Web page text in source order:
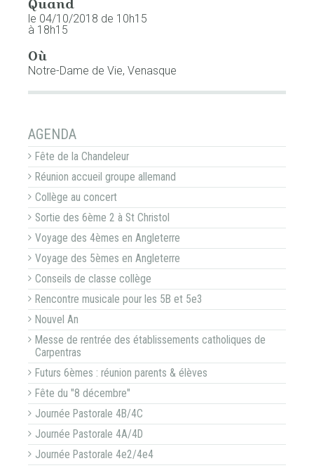
Quand
le 04/10/2018 de 10h15
à 18h15
Où
Notre-Dame de Vie, Venasque
NAVIGATION
AGENDA
Fête de la Chandeleur
Réunion accueil groupe allemand
Collège au concert
Sortie des 6ème 2 à St Christol
Voyage des 4èmes en Angleterre
Voyage des 5èmes en Angleterre
Conseils de classe collège
Rencontre musicale pour les 5B et 5e3
Nouvel An
Messe de rentrée des établissements catholiques de
Carpentras
Futurs 6èmes : réunion parents & élèves
Fête du "8 décembre"
Journée Pastorale 4B/4C
Journée Pastorale 4A/4D
Journée Pastorale 4e2/4e4